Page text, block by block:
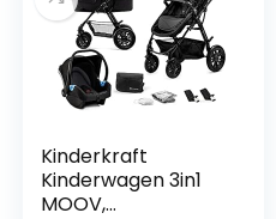
Kinderkraft
Kinderwagen 3in1
MOOV,